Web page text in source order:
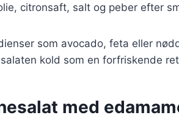
citronsaft, salt og peber efter
som avocado, feta eller
kold som en forfriskende
med